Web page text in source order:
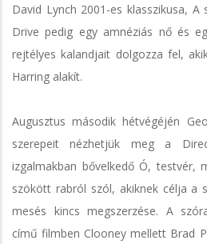
David Lynch 2001-es klasszikusa,
Drive pedig egy amnéziás nő és
rejtélyes kalandjait dolgozza fel,
Harring alakít.
Augusztus második hétvégéjén
szerepeit nézhetjük meg a
izgalmakban bővelkedő Ó, testvér,
szökött rabról szól, akiknek célja a
mesés kincs megszerzése. A
című filmben Clooney mellett Brad